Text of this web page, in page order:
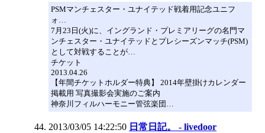
PSMマンチェスター・ユナイテッド戦着用記念ユニフ
ォ…
7月23日(火)に、イングランド・プレミアリーグの名門マ
ンチェスター・ユナイテッドとプレシーズンマッチ(PSM)
として対戦することが…
チケット
2013.04.26
【年間チケットホルダー特典】 2014年壁掛けカレンダー
掲載用 写真撮影会実施のご案内
神奈川フィルハーモニー管弦楽団…
2013/03/05 14:22:50 日常日記。 - livedoor